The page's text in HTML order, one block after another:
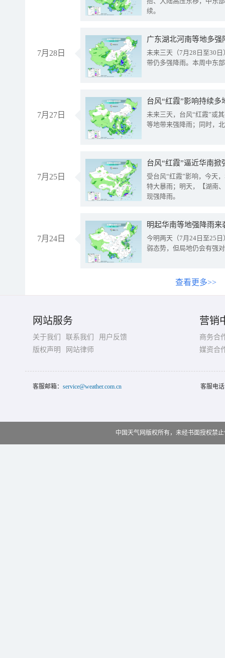
续。
7月28日
广东湖北河南等地多
未来三天（7月28日至30
带仍多强降雨。本周中东
7月27日
台风“红霞”影响持续
未来三天，台风“红霞”或
等地带来强降雨；同时，
7月25日
台风“红霞”逼近华南
受台风“红霞”影响，今天
特大暴雨；明天，【湖南
现强降雨。
7月24日
明起华南等地强降雨
今明两天（7月24日至25
弱态势，但局地仍会有强
查看更多>>
网站服务
关于我们 联系我们
用户反馈
版权声明
网站律师
营销
商务合
媒资合
客服邮箱： service@weather.com.cn 客服电
中国天气网版权所有，未经书面授权